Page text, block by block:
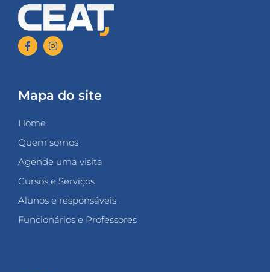
Mapa do site
Home
Quem somos
Agende uma visita
Cursos e Serviços
Alunos e responsáveis
Funcionários e Professores